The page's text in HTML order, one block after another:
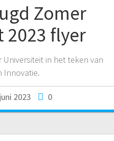
Zomer
2023 flyer
in het teken van
Innovatie.
2023 0